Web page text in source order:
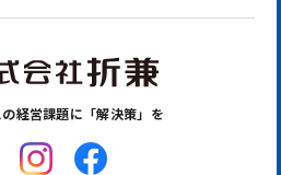
経営課題に「解決策」を